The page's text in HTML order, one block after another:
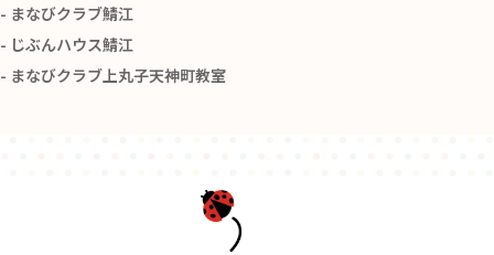
まなびクラブ鯖江
じぶんハウス鯖江
まなびクラブ上丸子天神町教室